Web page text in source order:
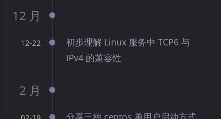
12 月
12-22
初步理解 Linux 服务中 TCP6 与
IPv4 的兼容性
2 月
分享三种 centos 单用户启动方式